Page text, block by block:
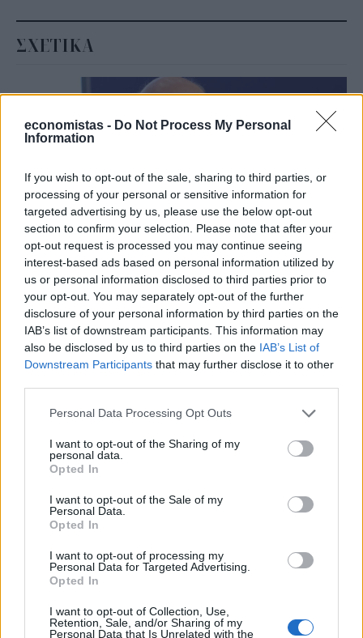
economistas - Do Not Process My Personal
Information
If you wish to opt-out of the sale, sharing to third parties, or
processing of your personal or sensitive information for
targeted advertising by us, please use the below opt-out
section to confirm your selection. Please note that after your
opt-out request is processed you may continue seeing
interest-based ads based on personal information utilized by
us or personal information disclosed to third parties prior to
your opt-out. You may separately opt-out of the further
disclosure of your personal information by third parties on the
IAB’s list of downstream participants. This information may
also be disclosed by us to third parties on the IAB’s List of
Downstream Participants that may further disclose it to other
Personal Data Processing Opt Outs
I want to opt-out of the Sharing of my
personal data.
Opted In
I want to opt-out of the Sale of my
Personal Data.
Opted In
I want to opt-out of processing my
Personal Data for Targeted Advertising.
Opted In
I want to opt-out of Collection, Use,
Retention, Sale, and/or Sharing of my
Personal Data that Is Unrelated with the
ΣΧΕΤΙΚΑ
ΠΟΛΙΤΙΚΗ
Δημόσιο: Άκυρες από 1η Οκτωβρίου οι
εγκύκλιοι που δεν αναρτώνται online
Από την 1η Οκτωβρίου 2026 αλλάζει ο τρόπος με τον οποίο
τίθενται σε ισχύ οι εγκύκλιοι του Δημοσίου, καθώς όσες δεν
θεωρούνται άκυρες.
NEWSROOM/07 Αυγ 2026